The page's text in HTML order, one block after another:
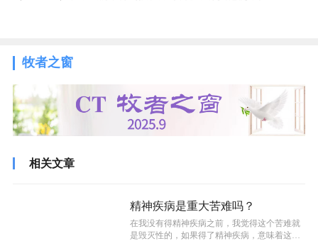
牧者之窗
相关文章
精神疾病是重大苦难吗？
在我没有得精神疾病之前，我觉得这个苦难就
是毁灭性的，如果得了精神疾病，意味着这个